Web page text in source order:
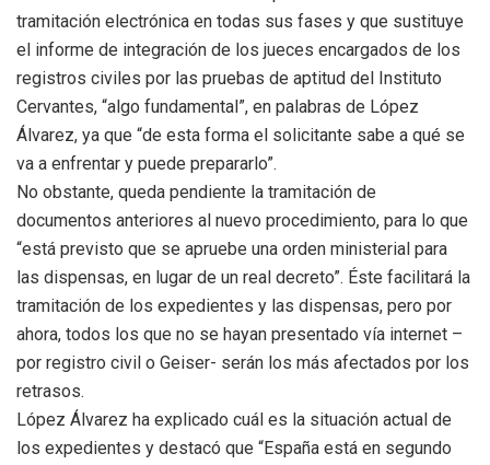
tramitación electrónica en todas sus fases y que sustituye
el informe de integración de los jueces encargados de los
registros civiles por las pruebas de aptitud del Instituto
Cervantes, “algo fundamental”, en palabras de López
Álvarez, ya que “de esta forma el solicitante sabe a qué se
va a enfrentar y puede prepararlo”.
No obstante, queda pendiente la tramitación de
documentos anteriores al nuevo procedimiento, para lo que
“está previsto que se apruebe una orden ministerial para
las dispensas, en lugar de un real decreto”. Éste facilitará la
tramitación de los expedientes y las dispensas, pero por
ahora, todos los que no se hayan presentado vía internet –
por registro civil o Geiser- serán los más afectados por los
retrasos.
López Álvarez ha explicado cuál es la situación actual de
los expedientes y destacó que “España está en segundo